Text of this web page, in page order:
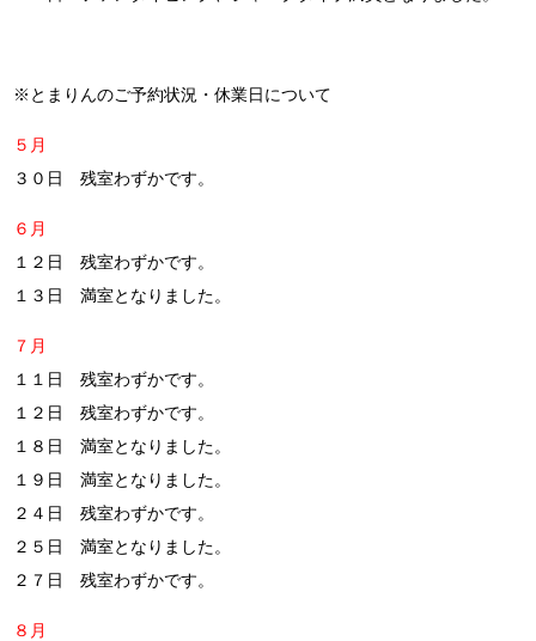
※とまりんのご予約状況・休業日について
５月
３０日 残室わずかです。
６月
１２日 残室わずかです。
１３日 満室となりました。
７月
１１日 残室わずかです。
１２日 残室わずかです。
１８日 満室となりました。
１９日 満室となりました。
２４日 残室わずかです。
２５日 満室となりました。
２７日 残室わずかです。
８月